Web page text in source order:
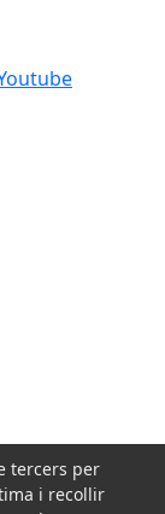
tercers per
i recollir